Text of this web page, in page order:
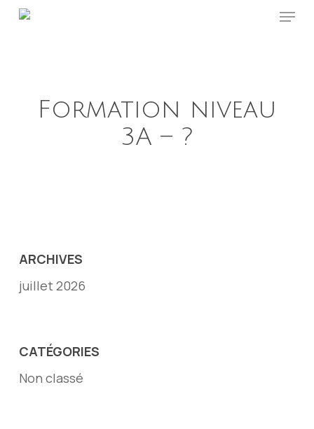
Skip
Menu
Formation niveau
3A – ?
ARCHIVES
juillet 2026
CATÉGORIES
Non classé